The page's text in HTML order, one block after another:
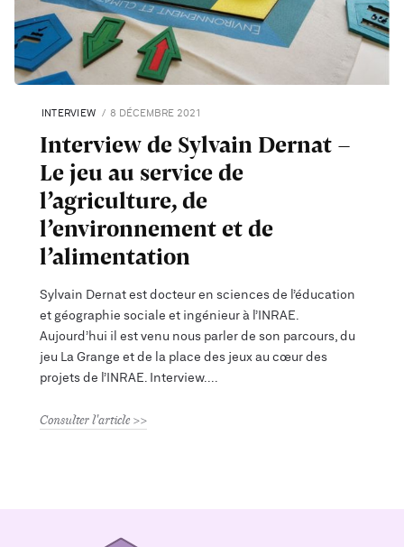
INTERVIEW 8 DÉCEMBRE 2021
Interview de Sylvain Dernat -
Le jeu au service de
l’agriculture, de
l’environnement et de
l’alimentation
Sylvain Dernat est docteur en sciences de l’éducation
et géographie sociale et ingénieur à l’INRAE.
Aujourd’hui il est venu nous parler de son parcours, du
jeu La Grange et de la place des jeux au cœur des
projets de l’INRAE. Interview.
Consulter l'article